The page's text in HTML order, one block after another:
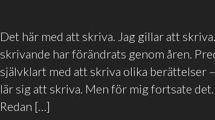
Det här med att skriva. Jag gillar att
skrivande har förändrats genom åren.
självklart med att skriva olika berättelser
lär sig att skriva. Men för mig fortsate
Redan […]